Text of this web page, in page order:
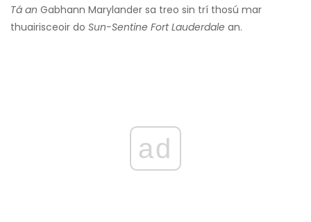
Tá an Gabhann Marylander sa treo sin trí thosú mar
thuairisceoir do Sun-Sentine Fort Lauderdale an.
ad